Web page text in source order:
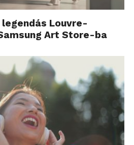
Louvre-
Art Store-ba